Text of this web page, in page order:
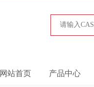
网站首页 产品中心